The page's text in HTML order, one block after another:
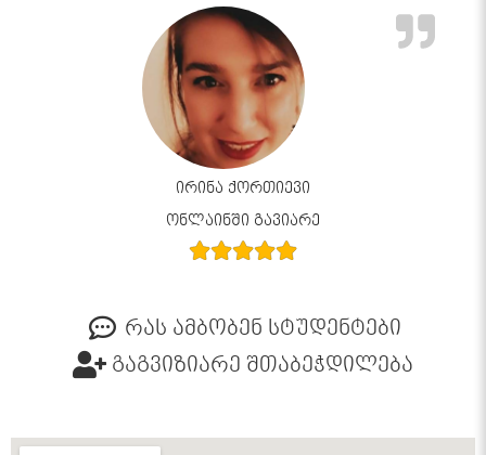
ირინა ქორთიევი
ონლაინში გავიარე
რას ამბობენ სტუდენტები
გაგვიზიარე შთაბეჭდილება